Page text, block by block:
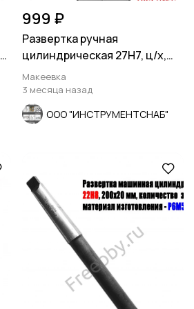
999 ₽
Развертка ручная
цилиндрическая 27Н7, ц/х,
9ХС, 247/124 мм, Z8, СССР.
Макеевка
3 месяца назад
ООО "ИНСТРУМЕНТСНАБ"